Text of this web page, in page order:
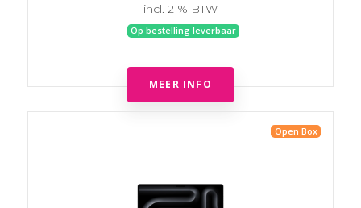
incl. 21% BTW
Op bestelling leverbaar
MEER INFO
Open Box